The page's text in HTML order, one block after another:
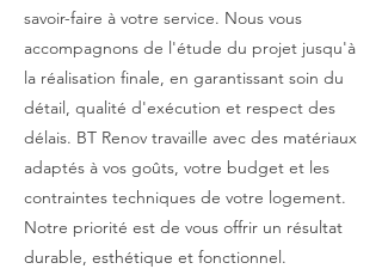
savoir-faire à votre service. Nous vous
accompagnons de l'étude du projet jusqu'à
la réalisation finale, en garantissant soin du
détail, qualité d'exécution et respect des
délais. BT Renov travaille avec des matériaux
adaptés à vos goûts, votre budget et les
contraintes techniques de votre logement.
Notre priorité est de vous offrir un résultat
durable, esthétique et fonctionnel.